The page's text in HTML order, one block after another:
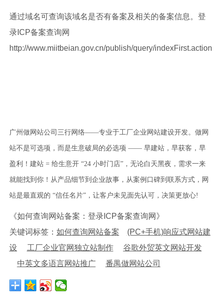
通过域名可查询该域名是否有备案及相关的备案信息。登
录ICP备案查询网
http://www.miitbeian.gov.cn/publish/query/indexFirst.action
广州做网站公司三行网络——专业于工厂企业网站建设开发。做网
站不是可选项，而是生意破局的必选项 —— 早建站，早获客，早
盈利！建站 = 给生意开 “24 小时门店”，无论白天黑夜，需求一来
就能找到你！从产品细节到企业故事，从案例口碑到联系方式，网
站是最直观的 “信任名片”，让客户未见面先认可，决策更放心!
《如何查询网站备案：登录ICP备案查询网》
关键词标签： 如何查询网站备案
(PC+手机)响应式网站建
设
工厂企业官网独立站制作
谷歌外贸英文网站开发
中英文多语言网站推广
番禺做网站公司